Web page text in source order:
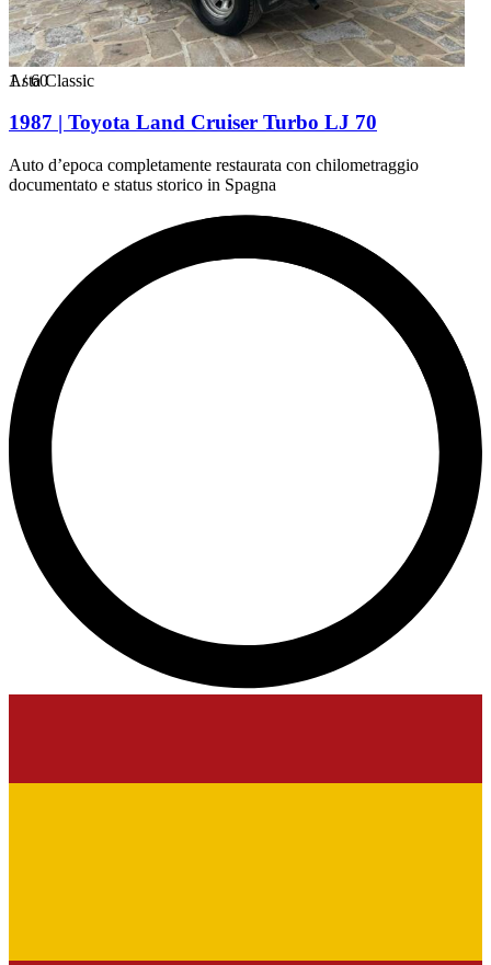
1/60
Asta Classic
1987 | Toyota Land Cruiser Turbo LJ 70
Auto d’epoca completamente restaurata con chilometraggio
documentato e status storico in Spagna